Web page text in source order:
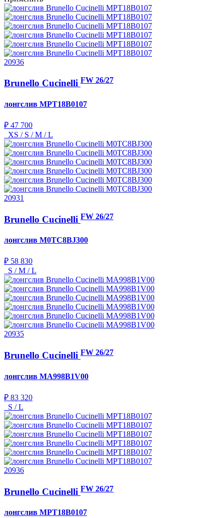
20936
Brunello Cucinelli FW 26/27
лонгслив MPT18B0107
₽ 47 700
XS / S / M / L
20931
Brunello Cucinelli FW 26/27
лонгслив M0TC8BJ300
₽ 58 830
S / M / L
20935
Brunello Cucinelli FW 26/27
лонгслив MA998B1V00
₽ 83 320
S / L
20936
Brunello Cucinelli FW 26/27
лонгслив MPT18B0107